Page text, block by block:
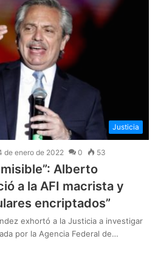
Justicia
de enero de 2022 0 53
Alberto
a la AFI macrista y
encriptados”
exhortó a la Justicia a investigar
por la Agencia Federal de…